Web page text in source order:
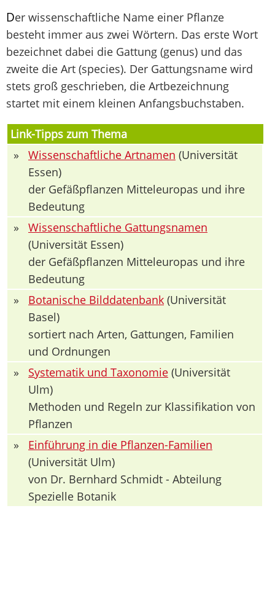
Der wissenschaftliche Name einer Pflanze
besteht immer aus zwei Wörtern. Das erste Wort
bezeichnet dabei die Gattung (genus) und das
zweite die Art (species). Der Gattungsname wird
stets groß geschrieben, die Artbezeichnung
startet mit einem kleinen Anfangsbuchstaben.
Link-Tipps zum Thema
»
Wissenschaftliche Artnamen (Universität
Essen)
der Gefäßpflanzen Mitteleuropas und ihre
Bedeutung
»
Wissenschaftliche Gattungsnamen
(Universität Essen)
der Gefäßpflanzen Mitteleuropas und ihre
Bedeutung
»
Botanische Bilddatenbank (Universität
Basel)
sortiert nach Arten, Gattungen, Familien
und Ordnungen
»
Systematik und Taxonomie (Universität
Ulm)
Methoden und Regeln zur Klassifikation von
Pflanzen
»
Einführung in die Pflanzen-Familien
(Universität Ulm)
von Dr. Bernhard Schmidt - Abteilung
Spezielle Botanik